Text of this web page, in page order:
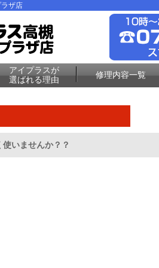
ザ店
アイプラスが
選ばれる理由
修理内容一覧
いませんか？？